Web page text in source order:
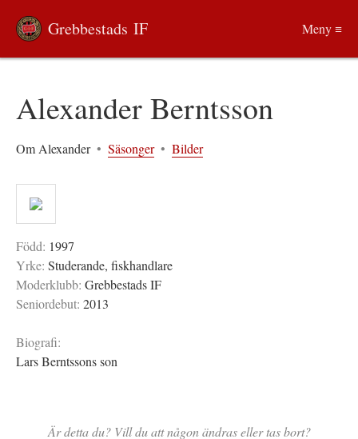
Alexander Berntsson
Om Alexander • Säsonger • Bilder
Född: 1997
Yrke: Studerande, fiskhandlare
Moderklubb: Grebbestads IF
Seniordebut: 2013
Biografi:
Lars Berntssons son
Är detta du? Vill du att någon ändras eller tas bort?
Grebbestads IF Meny ≡